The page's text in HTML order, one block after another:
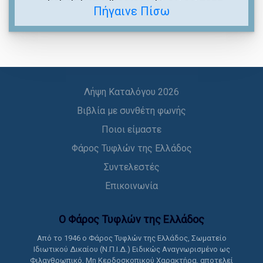
Πήγαινε Πίσω
Λήψη Καταλόγου 2026
Βιβλία με συνθέτη φωνής
Ποιοι είμαστε
Φάρος Τυφλών της Ελλάδος
Συντελεστές
Επικοινωνία
Ο Φάρος Τυφλών της Ελλάδoς
Από το 1946 ο Φάρος Τυφλών της Ελλάδος, Σωματείο
Ιδιωτικού Δικαίου (Ν.Π.Ι.Δ.) Ειδικώς Αναγνωρισμένο ως
Φιλανθρωπικό, Μη Κερδοσκοπικού Χαρακτήρα, αποτελεί